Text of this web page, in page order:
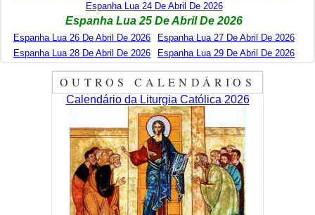
Espanha Lua 24 De Abril De 2026
Espanha Lua 25 De Abril De 2026
Espanha Lua 26 De Abril De 2026
Espanha Lua 27 De Abril De 2026
Espanha Lua 28 De Abril De 2026
Espanha Lua 29 De Abril De 2026
OUTROS CALENDÁRIOS
Calendário da Liturgia Católica 2026